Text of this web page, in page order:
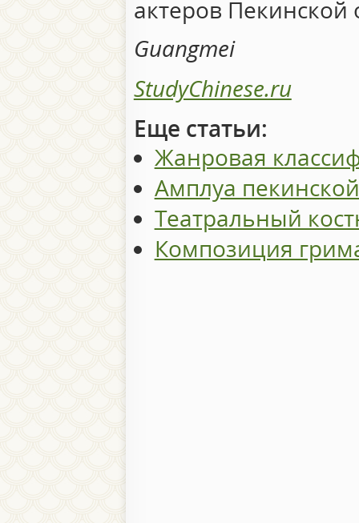
актеров Пекинской
Guangmei
StudyChinese.ru
Еще статьи:
Жанровая
Амплуа
Театральный
Композиция